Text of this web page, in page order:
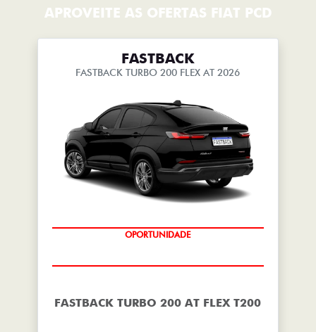
APROVEITE AS OFERTAS FIAT PCD
FASTBACK
FASTBACK TURBO 200 FLEX AT 2026
OPORTUNIDADE
FASTBACK TURBO 200 AT FLEX T200